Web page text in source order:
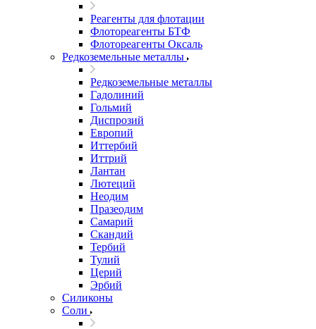
Реагенты для флотации
Флотореагенты БТФ
Флотореагенты Оксаль
Редкоземельные металлы
Редкоземельные металлы
Гадолиний
Гольмий
Диспрозий
Европий
Иттербий
Иттрий
Лантан
Лютеций
Неодим
Празеодим
Самарий
Скандий
Тербий
Тулий
Церий
Эрбий
Силиконы
Соли